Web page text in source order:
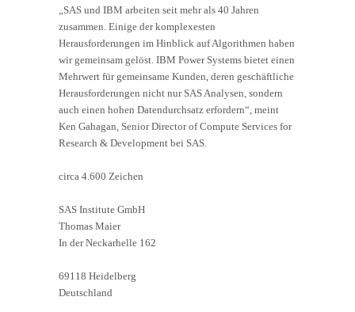
„SAS und IBM arbeiten seit mehr als 40 Jahren
zusammen. Einige der komplexesten
Herausforderungen im Hinblick auf Algorithmen haben
wir gemeinsam gelöst. IBM Power Systems bietet einen
Mehrwert für gemeinsame Kunden, deren geschäftliche
Herausforderungen nicht nur SAS Analysen, sondern
auch einen hohen Datendurchsatz erfordern“, meint
Ken Gahagan, Senior Director of Compute Services for
Research & Development bei SAS.
circa 4.600 Zeichen
SAS Institute GmbH
Thomas Maier
In der Neckarhelle 162
69118 Heidelberg
Deutschland